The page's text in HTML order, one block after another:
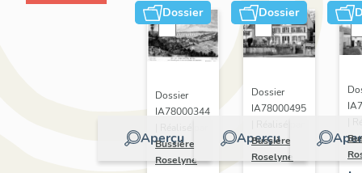
Dossier
Aperçu
Dossier
IA78000344
Bussière
Roselyne
Dossier
Aperçu
Dossier
IA78000495
Bussière
Roselyne